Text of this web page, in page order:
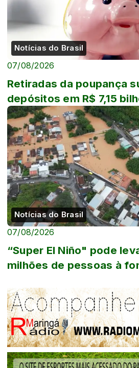
Notícias do Brasil
07/08/2026
Retiradas da poupança
depósitos em R$ 7,15
Notícias do Brasil
07/08/2026
“Super El Niño" pode
milhões de pessoas à